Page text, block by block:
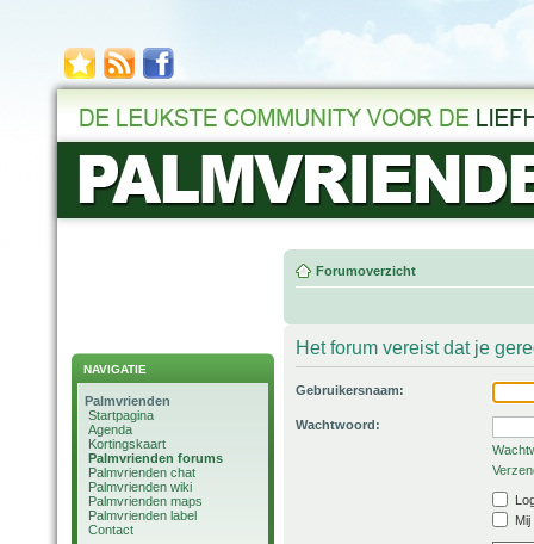
NAVIGATIE
Palmvrienden
Startpagina
Agenda
Kortingskaart
Palmvrienden forums
Palmvrienden chat
Palmvrienden wiki
Palmvrienden maps
Palmvrienden label
Contact
Forumoverzicht
Het forum vereist dat je
Gebruikersnaam:
Wachtwoord: